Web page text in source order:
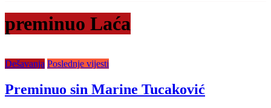
preminuo Laća
Dešavanja Poslednje vijesti
Preminuo sin Marine Tucaković